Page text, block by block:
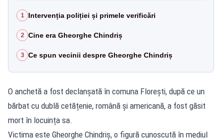
1 Intervenția poliției și primele verificări
2 Cine era Gheorghe Chindriș
3 Ce spun vecinii despre Gheorghe Chindriș
O anchetă a fost declanșată în comuna Florești, după ce un
bărbat cu dublă cetățenie, română și americană, a fost găsit
mort în locuința sa.
Victima este Gheorghe Chindriș, o figură cunoscută în mediul